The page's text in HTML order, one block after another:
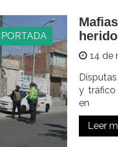
PORTADA
14 de
y tráfico
en
Leer